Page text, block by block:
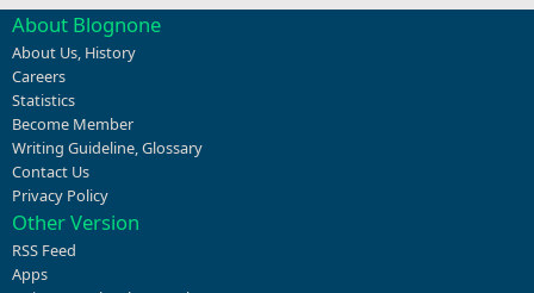
About Blognone
About Us, History
Careers
Statistics
Become Member
Writing Guideline,Glossary
Contact Us
Privacy Policy
Other Version
RSS Feed
Apps